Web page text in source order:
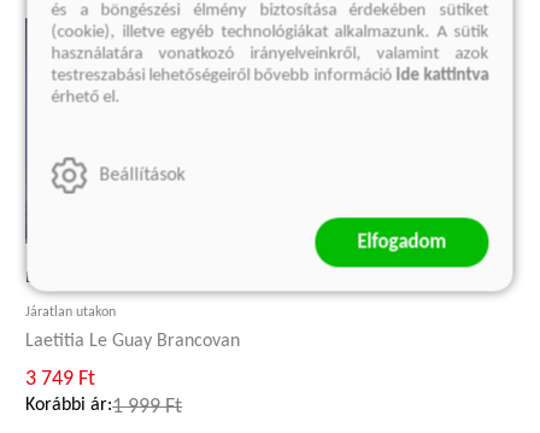
BARTÓK BÉLA
Járatlan utakon
Laetitia Le Guay Brancovan
3 749 Ft
Korábbi ár:1 999 Ft
és a böngészési élmény biztosítása érdekében sütiket
(cookie), illetve egyéb technológiákat alkalmazunk. A sütik
használatára vonatkozó irányelveinkről, valamint azok
testreszabási lehetőségeiről bővebb információ ide kattintva
érhető el.
Beállítások
Elfogadom